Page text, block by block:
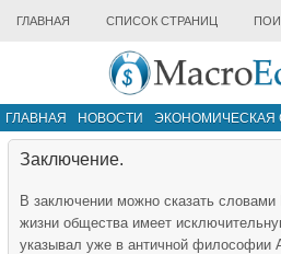
ГЛАВНАЯ СПИСОК СТРАНИЦ
ГЛАВНАЯ НОВОСТИ
ЭКОНОМИЧЕСКАЯ
ИНФРАСТРУКТУРА РЫНКА
Заключение.
В заключении можно сказать
жизни общества имеет
указывал уже в античной философии